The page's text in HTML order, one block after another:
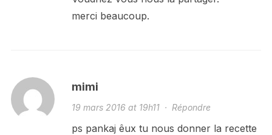
merci beaucoup.
mimi
19 mars 2016 at 19h11· Répondre
ps pankaj êux tu nous donner la recette